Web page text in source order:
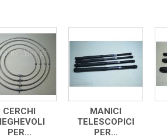
CERCHI
PER...
MANICI
TELESCOPICI
PER...